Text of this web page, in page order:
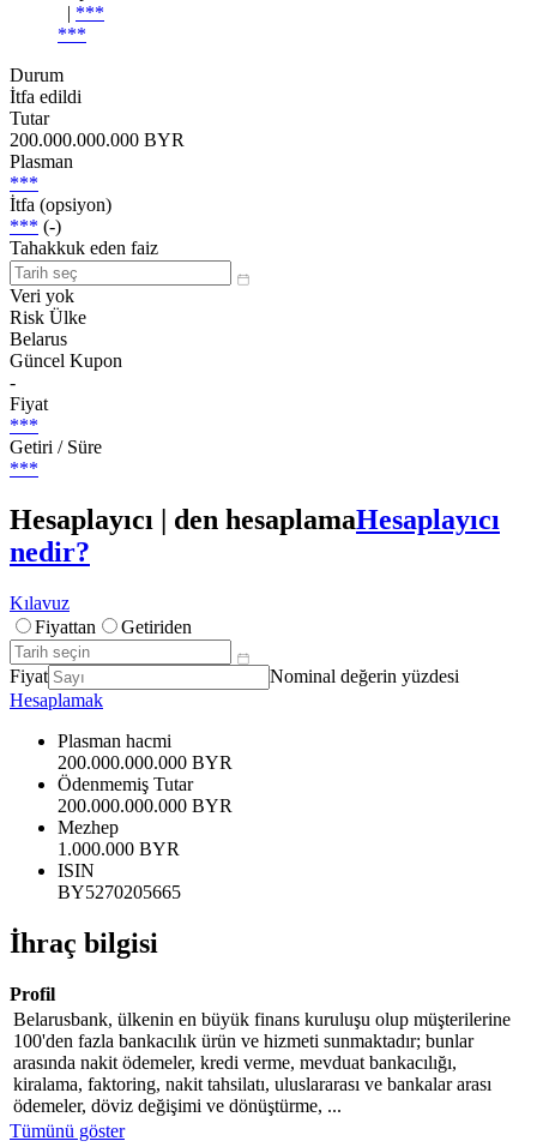
| ***
***
Durum
İtfa edildi
Tutar
200.000.000.000 BYR
Plasman
***
İtfa (opsiyon)
*** (-)
Tahakkuk eden faiz
Veri yok
Risk Ülke
Belarus
Güncel Kupon
-
Fiyat
***
Getiri / Süre
***
Hesaplayıcı | den hesaplamaHesaplayıcı
nedir?
Kılavuz
Fiyattan
Getiriden
Fiyat
Nominal değerin yüzdesi
Hesaplamak
Plasman hacmi
200.000.000.000 BYR
Ödenmemiş Tutar
200.000.000.000 BYR
Mezhep
1.000.000 BYR
ISIN
BY5270205665
İhraç bilgisi
Profil
Belarusbank, ülkenin en büyük finans kuruluşu olup müşterilerine
100'den fazla bankacılık ürün ve hizmeti sunmaktadır; bunlar
arasında nakit ödemeler, kredi verme, mevduat bankacılığı,
kiralama, faktoring, nakit tahsilatı, uluslararası ve bankalar arası
ödemeler, döviz değişimi ve dönüştürme, ...
Tümünü göster